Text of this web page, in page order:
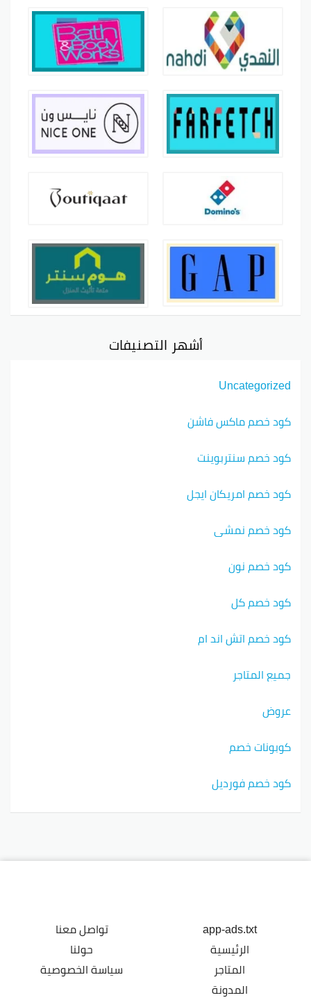
أشهر التصنيفات
Uncategorized
كود خصم ماكس فاشن
كود خصم سنتربوينت
كود خصم امريكان ايجل
كود خصم نمشي
كود خصم نون
كود خصم كل
كود خصم اتش اند ام
جميع المتاجر
عروض
كوبونات خصم
كود خصم فورديل
app-ads.txt
الرئيسية
المتاجر
المدونة
تواصل معنا
حولنا
سياسة الخصوصية